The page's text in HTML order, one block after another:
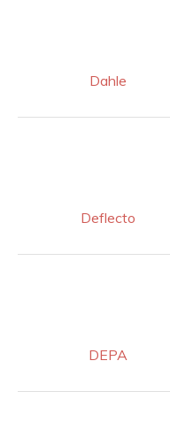
Dahle
Deflecto
DEPA